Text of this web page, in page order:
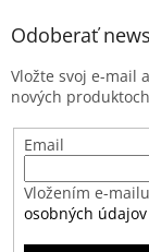
Odoberať
Vložte svoj e-mail
nových
Email
Vložením e-
osobných údajov